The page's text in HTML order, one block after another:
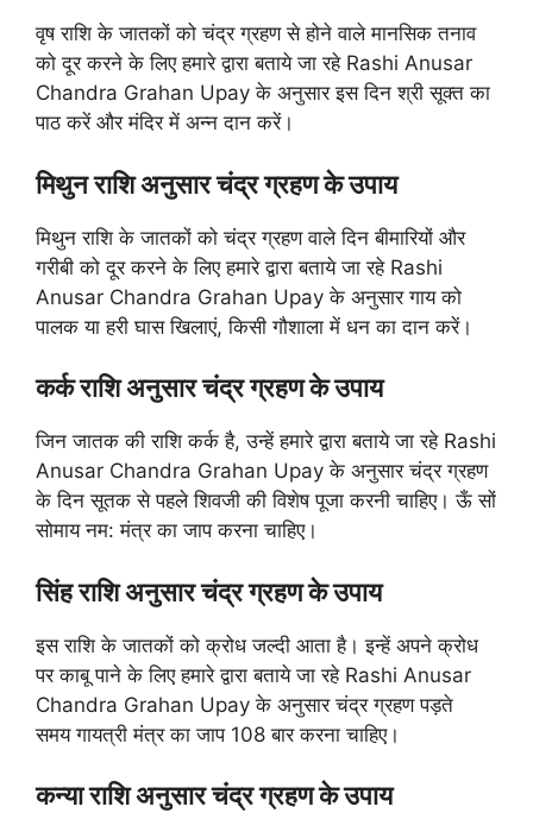
वृष राशि के जातकों को चंद्र ग्रहण से होने वाले मानसिक तनाव
को दूर करने के लिए हमारे द्वारा बताये जा रहे Rashi Anusar
Chandra Grahan Upay के अनुसार इस दिन श्री सूक्त का
पाठ करें और मंदिर में अन्न दान करें।
मिथुन राशि अनुसार चंद्र ग्रहण के उपाय
मिथुन राशि के जातकों को चंद्र ग्रहण वाले दिन बीमारियों और
गरीबी को दूर करने के लिए हमारे द्वारा बताये जा रहे Rashi
Anusar Chandra Grahan Upay के अनुसार गाय को
पालक या हरी घास खिलाएं, किसी गौशाला में धन का दान करें।
कर्क राशि अनुसार चंद्र ग्रहण के उपाय
जिन जातक की राशि कर्क है, उन्हें हमारे द्वारा बताये जा रहे Rashi
Anusar Chandra Grahan Upay के अनुसार चंद्र ग्रहण
के दिन सूतक से पहले शिवजी की विशेष पूजा करनी चाहिए। ऊँ सों
सोमाय नम: मंत्र का जाप करना चाहिए।
सिंह राशि अनुसार चंद्र ग्रहण के उपाय
इस राशि के जातकों को क्रोध जल्दी आता है। इन्हें अपने क्रोध
पर काबू पाने के लिए हमारे द्वारा बताये जा रहे Rashi Anusar
Chandra Grahan Upay के अनुसार चंद्र ग्रहण पड़ते
समय गायत्री मंत्र का जाप 108 बार करना चाहिए।
कन्या राशि अनुसार चंद्र ग्रहण के उपाय